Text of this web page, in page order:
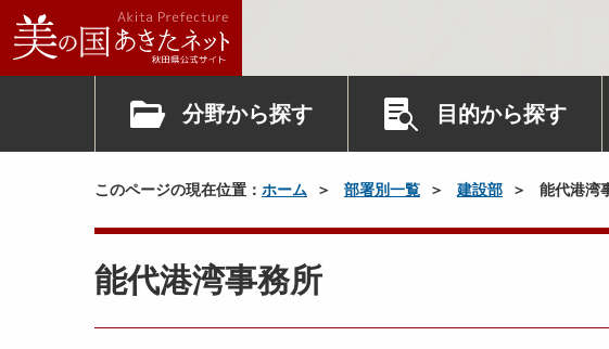
分野から探す 目的から探す
このページの現在位置： ホーム 部署別一覧 建設部 能代港湾
能代港湾事務所